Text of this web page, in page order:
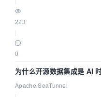
223
0
为什么开源数据集成是 AI
Apache SeaTunnel